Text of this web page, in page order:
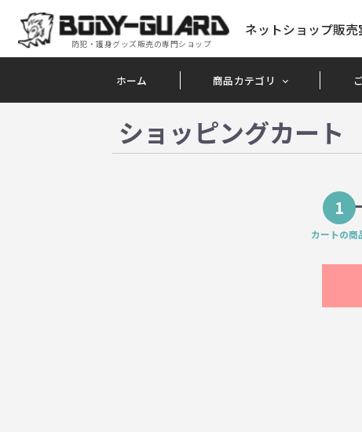
防犯・護身グッズ販売の専門ショップ
ネットショップ販売
ホーム 商品カテゴリ
ショッピングカート
1
カートの商